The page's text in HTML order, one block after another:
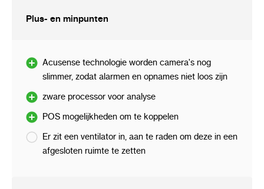
1 st. HDMI
1 st. VGA
Mogelijkheid om een van de videouitgangen te
configureren als SPOT-uitgang
Poe
Plus- en minpunten
Acusense technologie worden camera's nog
slimmer, zodat alarmen en opnames niet loos zijn
zware processor voor analyse
POS mogelijkheden om te koppelen
Er zit een ventilator in, aan te raden om deze in een
afgesloten ruimte te zetten